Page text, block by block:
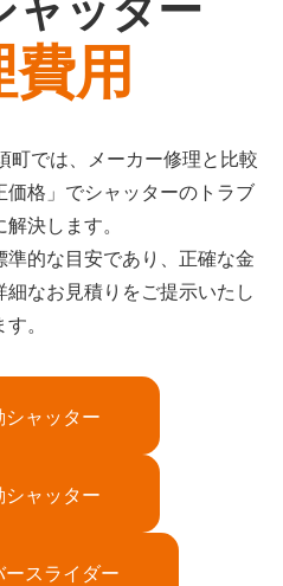
用
町では、メーカー修理と比較
価格」でシャッターのトラブ
決します。
的な目安であり、正確な金
なお見積りをご提示いたし
す。
シャッター
シャッター
ースライダー